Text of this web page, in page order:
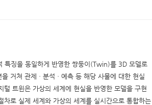
징을 동일하게 반영한 쌍둥이(Twin)를 3D 모델로
거쳐 관제ㆍ분석ㆍ예측 등 해당 사물에 대한 현실
트윈은 가상의 세계에 현실을 반영한 모델을 구현
로 실제 세계와 가상의 세계를 실시간으로 통합하는